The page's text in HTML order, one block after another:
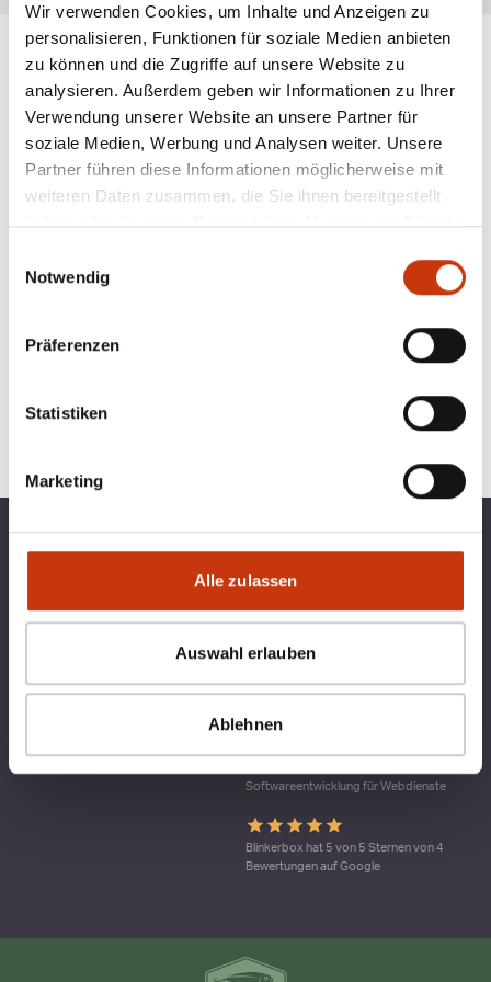
Wir verwenden Cookies, um Inhalte und Anzeigen zu
personalisieren, Funktionen für soziale Medien anbieten
zu können und die Zugriffe auf unsere Website zu
analysieren. Außerdem geben wir Informationen zu Ihrer
Verwendung unserer Website an unsere Partner für
soziale Medien, Werbung und Analysen weiter. Unsere
Partner führen diese Informationen möglicherweise mit
weiteren Daten zusammen, die Sie ihnen bereitgestellt
haben oder die sie im Rahmen Ihrer Nutzung der Dienste
Notwendig
Präferenzen
Statistiken
Marketing
Alle zulassen
Auswahl erlauben
Ablehnen
ANGESAGTE
ANGELAUSRÜSTUNG
TOP KATEGORIEN BLINKERBOX
Qualitätsmanagement bei blinkerbox.de –
agital.online GmbH ist nach DIN ISO 9001
Softwareentwicklung für Webdienste
Blinkerbox hat 5 von 5 Sternen von 4
Bewertungen auf Google